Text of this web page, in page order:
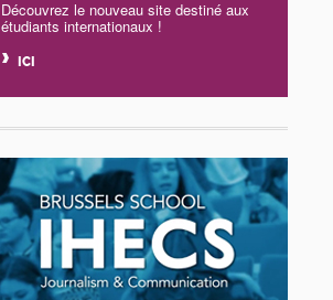
Découvrez le nouveau site destiné aux
étudiants internationaux !
ICI